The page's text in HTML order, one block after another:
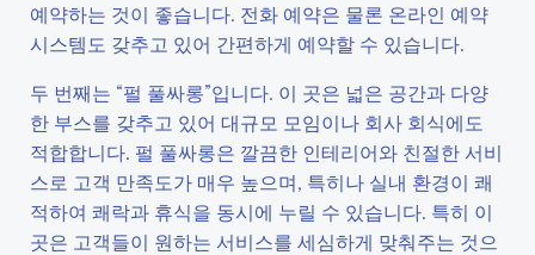
예약하는 것이 좋습니다. 전화 예약은 물론 온라인 예약
시스템도 갖추고 있어 간편하게 예약할 수 있습니다.
두 번째는 “펄 풀싸롱”입니다. 이 곳은 넓은 공간과 다양
한 부스를 갖추고 있어 대규모 모임이나 회사 회식에도
적합합니다. 펄 풀싸롱은 깔끔한 인테리어와 친절한 서비
스로 고객 만족도가 매우 높으며, 특히나 실내 환경이 쾌
적하여 쾌락과 휴식을 동시에 누릴 수 있습니다. 특히 이
곳은 고객들이 원하는 서비스를 세심하게 맞춰주는 것으